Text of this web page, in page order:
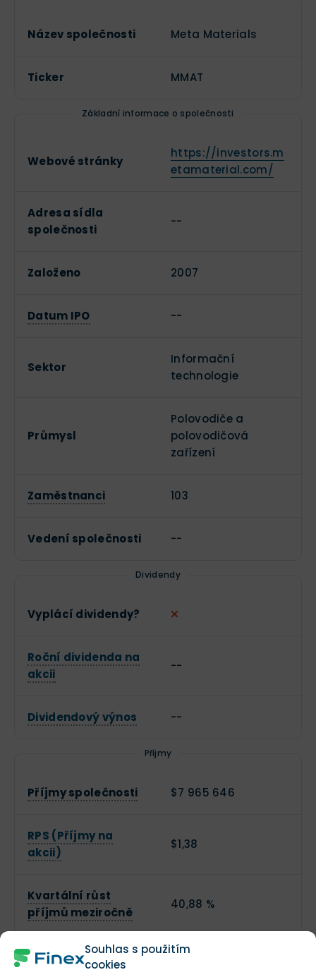
Souhlas s použitím
cookies
Název společnosti Meta Materials
Ticker MMAT
Základní informace o společnosti
Webové stránky
https://investors.m
etamaterial.com/
Adresa sídla
společnosti
--
Založeno 2007
Datum IPO --
Sektor
Informační
technologie
Průmysl
Polovodiče a
polovodičová
zařízení
Zaměstnanci 103
Vedení společnosti --
Dividendy
Vyplácí dividendy?
Roční dividenda na
akcii
--
Dividendový výnos --
Příjmy
Příjmy společnosti $7 965 646
RPS (Příjmy na
akcii)
$1,38
Kvartální růst
příjmů meziročně
40,88 %
Valuace